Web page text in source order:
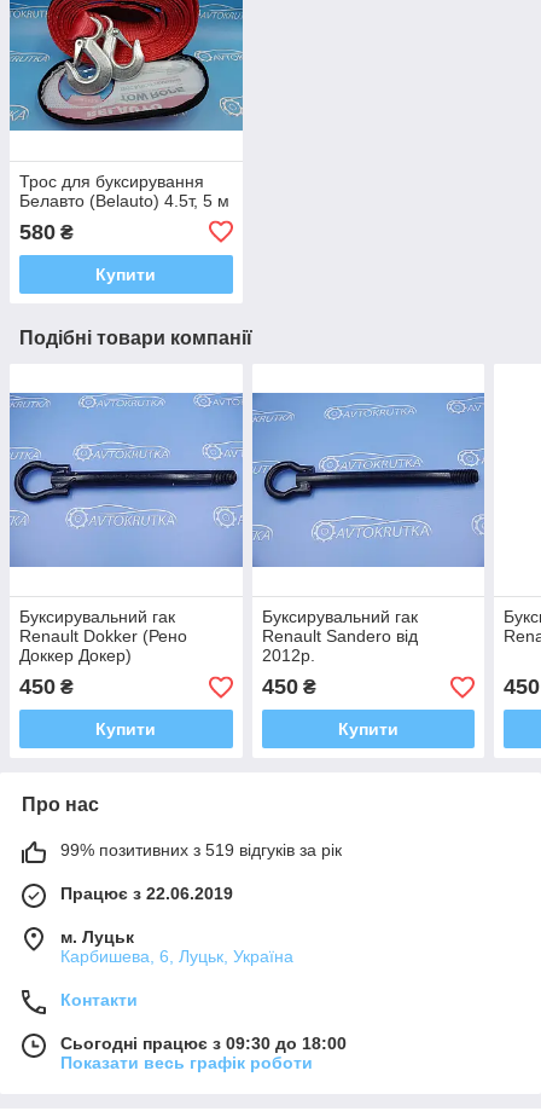
Трос для буксирування
Белавто (Belauto) 4.5т, 5 м
580 ₴
Купити
Подібні товари компанії
Буксирувальний гак
Renault Dokker (Рено
Доккер Докер)
450 ₴
Купити
Буксирувальний гак
Renault Sandero від
2012р.
450₴
Купити
450
Про нас
99% позитивних з 519 відгуків за рік
Працює з 22.06.2019
м. Луцьк
Карбишева, 6, Луцьк, Україна
Контакти
Сьогодні працює з 09:30 до 18:00
Показати весь графік роботи